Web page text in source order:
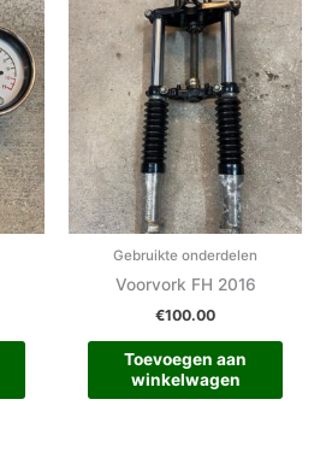
Gebruikte onderdelen
Voorvork FH 2016
€100.00
Toevoegen aan
winkelwagen